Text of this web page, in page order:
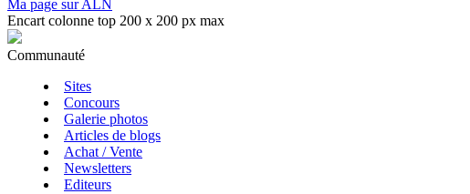
Ma page sur ALN
Encart colonne top 200 x 200 px max
Communauté
Sites
Concours
Galerie photos
Articles de blogs
Achat / Vente
Newsletters
Editeurs